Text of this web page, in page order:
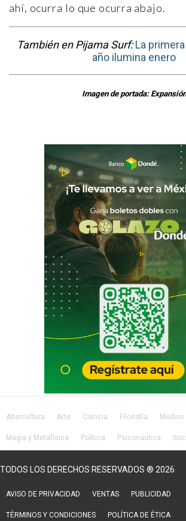
ahí, ocurra lo que ocurra abajo.
También en Pijama Surf:La
año ilumina enero
Imagen de portada: Expansión
Altercultura Arte Ciencia Filosofía Medios
Magia y Metafísica Política Psiconáutica
TODOS LOS DERECHOS RESERVADOS ® 2026
AVISO DE PRIVACIDAD VENTAS PUBLICIDAD
TÉRMINOS Y CONDICIONES POLÍTICA DE ÉTICA